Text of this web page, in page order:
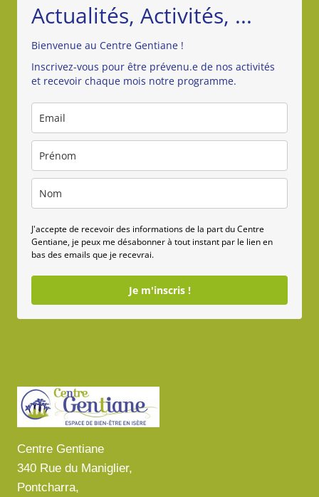
Actualités, Activités, ...
Bienvenue au Centre Gentiane !
Inscrivez-vous pour être prévenu.e de nos activités
et recevoir chaque mois notre programme.
J'accepte de recevoir des informations de la part du Centre
Gentiane, je peux me désabonner à tout instant par le lien en
bas des emails que je recevrai.
Je m'inscris !
Centre Gentiane
340 Rue du Maniglier,
Pontcharra,